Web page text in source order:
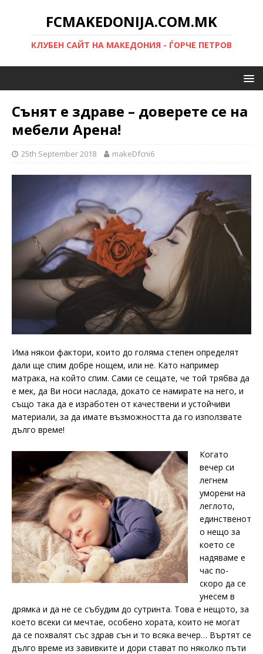
FCMAKEDONIJA.COM.MK
КЛУБЕН САЙТ НА МАКЕДОНИЯ - ЃОРЧЕ ПЕТРОВ
Сънят е здраве – доверете се на
мебели Арена!
25th September 2018 makeDfcni6
Има някои фактори, които до голяма степен определят
дали ще спим добре нощем, или не. Като например
матрака, на който спим. Сами се сещате, че той трябва да
е мек, да Ви носи наслада, докато се намирате на него, и
също така да е изработен от качествени и устойчиви
материали, за да имате възможността да го използвате
дълго време!
Когато
вечер си
легнем
уморени на
леглото,
единственот
о нещо за
което се
надяваме е
час по-
скоро да се
унесем в
дрямка и да не се събудим до сутринта. Това е нещото, за
което всеки си мечтае, особено хората, които не могат
да се похвалят със здрав сън и то всяка вечер… Въртят се
дълго време из завивките и дори стават по няколко пъти